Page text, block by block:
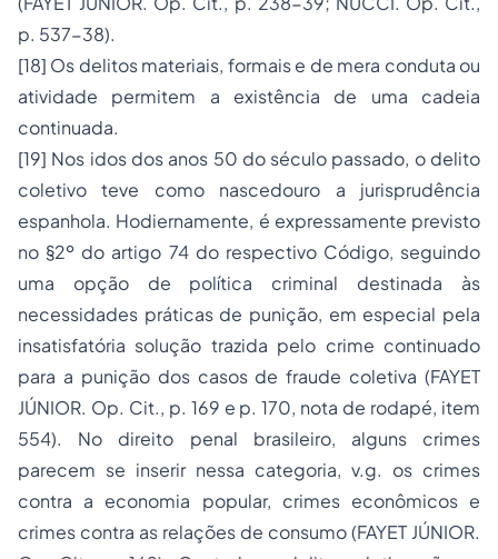
p. 537-38).
[18] Os delitos materiais, formais e de mera conduta ou
atividade permitem a existência de uma cadeia
continuada.
[19] Nos idos dos anos 50 do século passado, o delito
coletivo teve como nascedouro a jurisprudência
espanhola. Hodiernamente, é expressamente previsto
no §2º do artigo 74 do respectivo Código, seguindo
uma opção de política criminal destinada às
necessidades práticas de punição, em especial pela
insatisfatória solução trazida pelo crime continuado
para a punição dos casos de fraude coletiva (FAYET
JÚNIOR. Op. Cit., p. 169 e p. 170, nota de rodapé, item
554). No direito penal brasileiro, alguns crimes
parecem se inserir nessa categoria, v.g. os crimes
contra a economia popular, crimes econômicos e
crimes contra as relações de consumo (FAYET JÚNIOR.